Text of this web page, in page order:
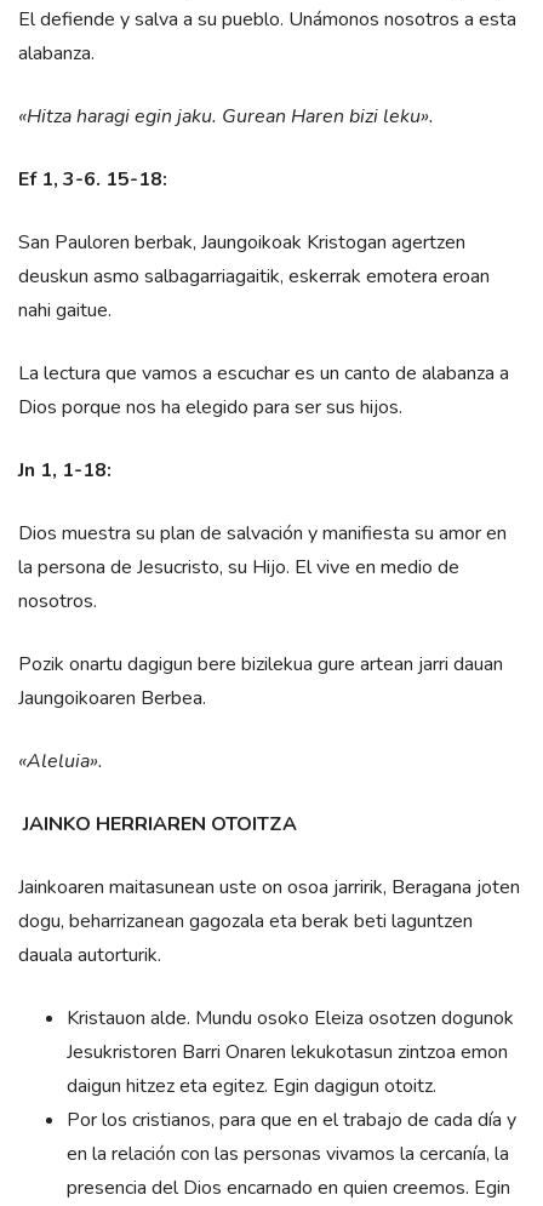
El defiende y salva a su pueblo. Unámonos nosotros a esta
alabanza.
«Hitza haragi egin jaku. Gurean Haren bizi leku».
Ef 1, 3-6. 15-18:
San Pauloren berbak, Jaungoikoak Kristogan agertzen
deuskun asmo salbagarriagaitik, eskerrak emotera eroan
nahi gaitue.
La lectura que vamos a escuchar es un canto de alabanza a
Dios porque nos ha elegido para ser sus hijos.
Jn 1, 1-18:
Dios muestra su plan de salvación y manifiesta su amor en
la persona de Jesucristo, su Hijo. El vive en medio de
nosotros.
Pozik onartu dagigun bere bizilekua gure artean jarri dauan
Jaungoikoaren Berbea.
«Aleluia».
JAINKO HERRIAREN OTOITZA
Jainkoaren maitasunean uste on osoa jarririk, Beragana joten
dogu, beharrizanean gagozala eta berak beti laguntzen
dauala autorturik.
Kristauon alde. Mundu osoko Eleiza osotzen dogunok
Jesukristoren Barri Onaren lekukotasun zintzoa emon
daigun hitzez eta egitez. Egin dagigun otoitz.
Por los cristianos, para que en el trabajo de cada día y
en la relación con las personas vivamos la cercanía, la
presencia del Dios encarnado en quien creemos. Egin